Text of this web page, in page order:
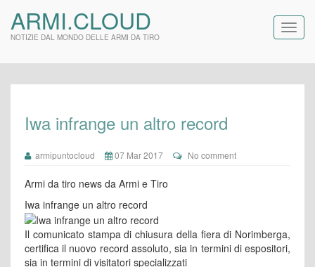
ARMI.CLOUD
NOTIZIE DAL MONDO DELLE ARMI DA TIRO
Iwa infrange un altro record
armipuntocloud 07 Mar 2017 No comment
Armi da tiro news da Armi e Tiro
Iwa infrange un altro record
Il comunicato stampa di chiusura della fiera di Norimberga,
certifica il nuovo record assoluto, sia in termini di espositori,
sia in termini di visitatori specializzati